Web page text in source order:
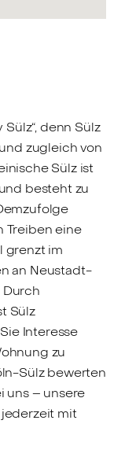
denn Sülz
zugleich von
Sülz ist
besteht zu
Treiben eine
grenzt im
an Neustadt-
Sülz
Interesse
zu
Sülz bewerten
uns – unsere
mit